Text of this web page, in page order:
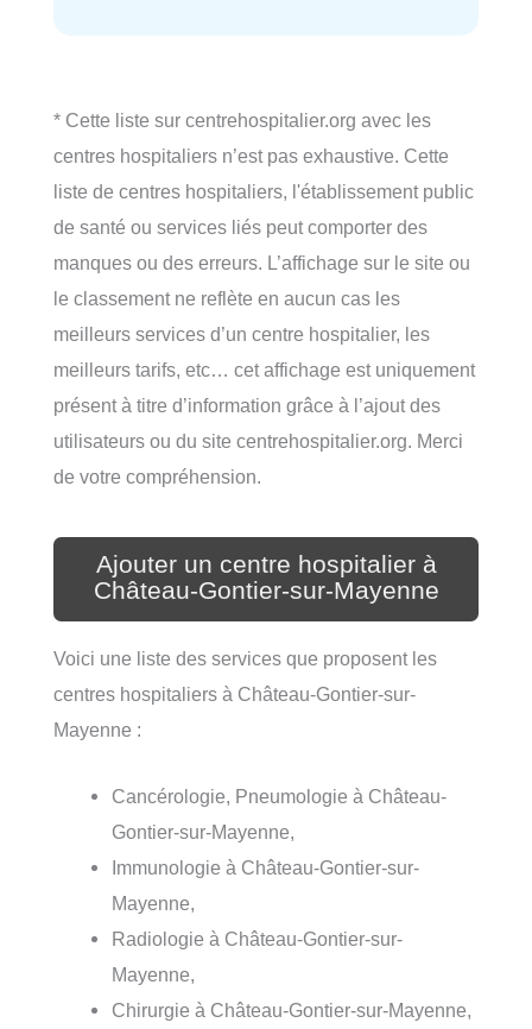
* Cette liste sur centrehospitalier.org avec les
centres hospitaliers n’est pas exhaustive. Cette
liste de centres hospitaliers, l'établissement public
de santé ou services liés peut comporter des
manques ou des erreurs. L’affichage sur le site ou
le classement ne reflète en aucun cas les
meilleurs services d’un centre hospitalier, les
meilleurs tarifs, etc… cet affichage est uniquement
présent à titre d’information grâce à l’ajout des
utilisateurs ou du site centrehospitalier.org. Merci
de votre compréhension.
Ajouter un centre hospitalier à
Château-Gontier-sur-Mayenne
Voici une liste des services que proposent les
centres hospitaliers à Château-Gontier-sur-
Mayenne :
Cancérologie, Pneumologie à Château-
Gontier-sur-Mayenne,
Immunologie à Château-Gontier-sur-
Mayenne,
Radiologie à Château-Gontier-sur-
Mayenne,
Chirurgie à Château-Gontier-sur-Mayenne,